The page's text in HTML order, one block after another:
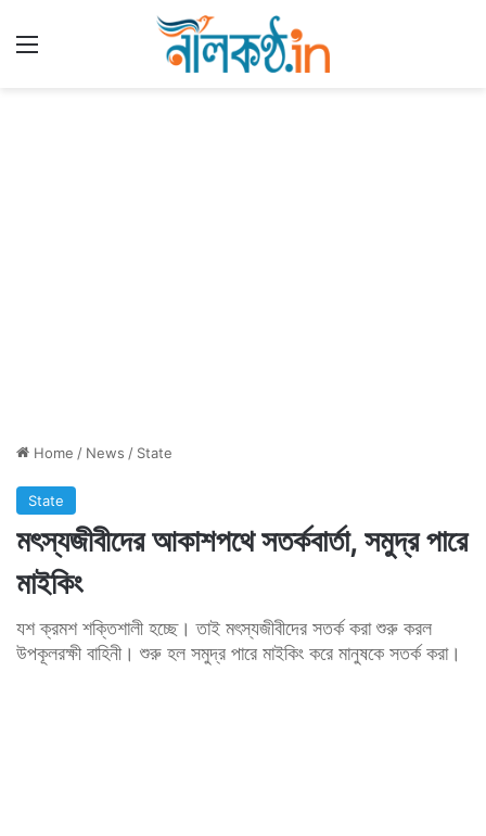
Home / News / State
State
মৎস্যজীবীদের আকাশপথে সতর্কবার্তা, সমুদ্র পারে
মাইকিং
যশ ক্রমশ শক্তিশালী হচ্ছে। তাই মৎস্যজীবীদের সতর্ক করা শুরু করল
উপকূলরক্ষী বাহিনী। শুরু হল সমুদ্র পারে মাইকিং করে মানুষকে সতর্ক করা।